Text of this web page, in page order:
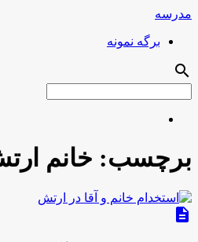
مدرسه
برگه نمونه
search
برچسب: خانم
description